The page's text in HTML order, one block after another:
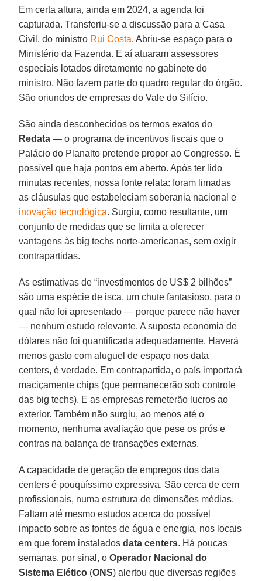
Em certa altura, ainda em 2024, a agenda foi
capturada. Transferiu-se a discussão para a Casa
Civil, do ministro Rui Costa. Abriu-se espaço para o
Ministério da Fazenda. E aí atuaram assessores
especiais lotados diretamente no gabinete do
ministro. Não fazem parte do quadro regular do órgão.
São oriundos de empresas do Vale do Silício.
São ainda desconhecidos os termos exatos do
Redata — o programa de incentivos fiscais que o
Palácio do Planalto pretende propor ao Congresso. É
possível que haja pontos em aberto. Após ter lido
minutas recentes, nossa fonte relata: foram limadas
as cláusulas que estabeleciam soberania nacional e
inovação tecnológica. Surgiu, como resultante, um
conjunto de medidas que se limita a oferecer
vantagens às big techs norte-americanas, sem exigir
contrapartidas.
As estimativas de “investimentos de US$ 2 bilhões”
são uma espécie de isca, um chute fantasioso, para o
qual não foi apresentado — porque parece não haver
— nenhum estudo relevante. A suposta economia de
dólares não foi quantificada adequadamente. Haverá
menos gasto com aluguel de espaço nos data
centers, é verdade. Em contrapartida, o país importará
maciçamente chips (que permanecerão sob controle
das big techs). E as empresas remeterão lucros ao
exterior. Também não surgiu, ao menos até o
momento, nenhuma avaliação que pese os prós e
contras na balança de transações externas.
A capacidade de geração de empregos dos data
centers é pouquíssimo expressiva. São cerca de cem
profissionais, numa estrutura de dimensões médias.
Faltam até mesmo estudos acerca do possível
impacto sobre as fontes de água e energia, nos locais
em que forem instaladosdata centers. Há poucas
semanas, por sinal, oOperador Nacional do
Sistema Elético (ONS) alertou que diversas regiões